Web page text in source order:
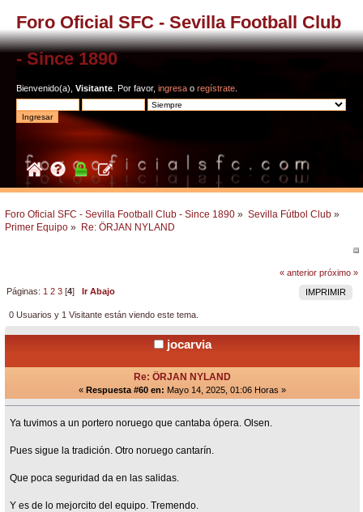
Foro Oficial SFC - Sevilla Football Club
- Since 1890
Bienvenido(a), Visitante . Por favor, ingresa o regístrate
Foro Oficial SFC - Sevilla Football Club - Since 1890 » Sevilla Fútbol Club »
Primer Equipo » Re: ÖRJAN NYLAND
« anterior próximo »
IMPRIMIR
Páginas: 1 2 3 [4]Ir Abajo
0 Usuarios y 1 Visitante están viendo este tema.
jocarvia
Re: ÖRJAN NYLAND
« Respuesta #60 en: Mayo 14, 2025, 01:06 Horas »
Ya tuvimos a un portero noruego que cantaba ópera. Olsen.
Pues sigue la tradición. Otro noruego cantarín.
Que poca seguridad da en las salidas.
Y es de lo mejorcito del equipo. Tremendo.